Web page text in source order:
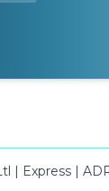
| Express|